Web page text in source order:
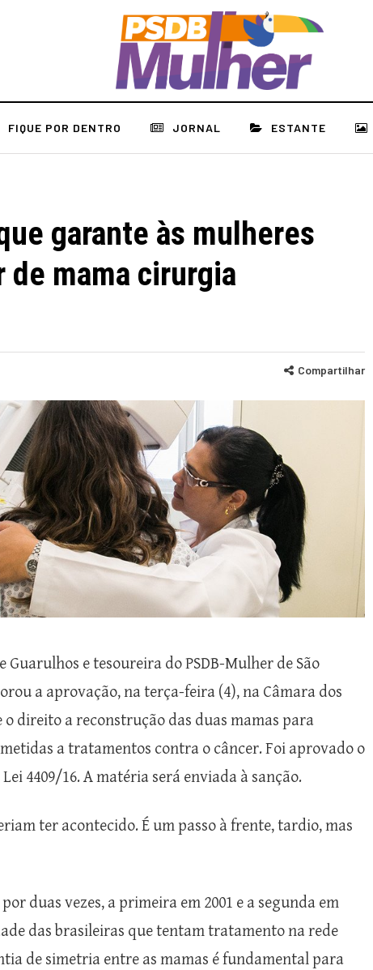
FIQUE POR DENTRO JORNAL ESTANTE
garante às mulheres
de mama cirurgia
Compartilhar
Guarulhos e tesoureira do PSDB-Mulher de São
a aprovação, na terça-feira (4), na Câmara dos
direito a reconstrução das duas mamas para
a tratamentos contra o câncer. Foi aprovado o
4409/16. A matéria será enviada à sanção.
ter acontecido. É um passo à frente, tardio, mas
duas vezes, a primeira em 2001 e a segunda em
das brasileiras que tentam tratamento na rede
de simetria entre as mamas é fundamental para